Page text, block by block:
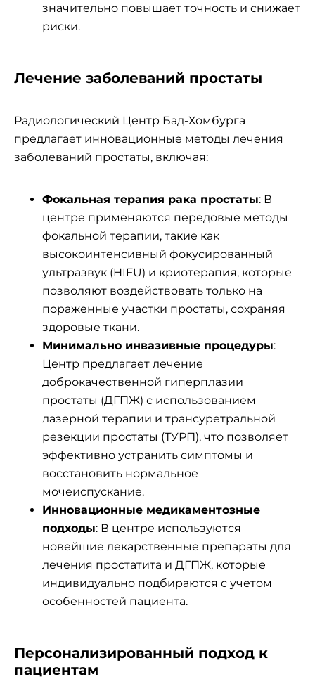
значительно повышает точность и снижает
риски.
Лечение заболеваний простаты
Радиологический Центр Бад-Хомбурга
предлагает инновационные методы лечения
заболеваний простаты, включая:
Фокальная терапия рака простаты: В
центре применяются передовые методы
фокальной терапии, такие как
высокоинтенсивный фокусированный
ультразвук (HIFU) и криотерапия, которые
позволяют воздействовать только на
пораженные участки простаты, сохраняя
здоровые ткани.
Минимально инвазивные процедуры:
Центр предлагает лечение
доброкачественной гиперплазии
простаты (ДГПЖ) с использованием
лазерной терапии и трансуретральной
резекции простаты (ТУРП), что позволяет
эффективно устранить симптомы и
восстановить нормальное
мочеиспускание.
Инновационные медикаментозные
подходы: В центре используются
новейшие лекарственные препараты для
лечения простатита и ДГПЖ, которые
индивидуально подбираются с учетом
особенностей пациента.
Персонализированный подход к
пациентам